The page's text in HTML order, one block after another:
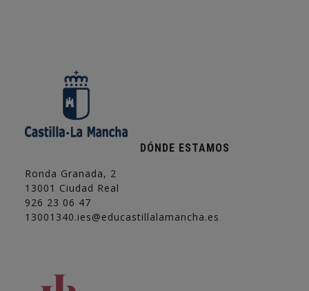
DÓNDE ESTAMOS
Ronda Granada, 2
13001 Ciudad Real
926 23 06 47
13001340.ies@educastillalamancha.es